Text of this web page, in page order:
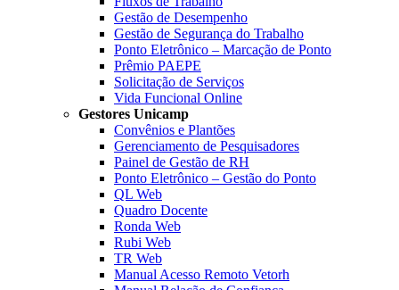
Gestão de Desempenho
Gestão de Segurança do Trabalho
Ponto Eletrônico – Marcação de Ponto
Prêmio PAEPE
Solicitação de Serviços
Vida Funcional Online
Gestores Unicamp
Convênios e Plantões
Gerenciamento de Pesquisadores
Painel de Gestão de RH
Ponto Eletrônico – Gestão do Ponto
QL Web
Quadro Docente
Ronda Web
Rubi Web
TR Web
Manual Acesso Remoto Vetorh